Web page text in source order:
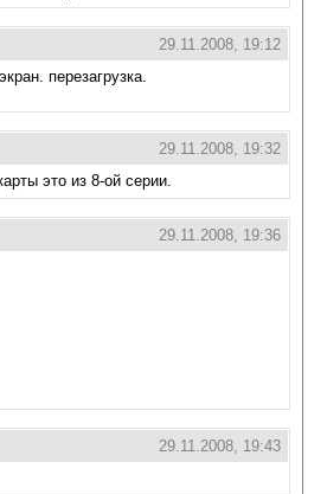
29.11.2008, 19:12
перезагрузка.
29.11.2008, 19:32
это из 8-ой серии.
29.11.2008, 19:36
29.11.2008, 19:43